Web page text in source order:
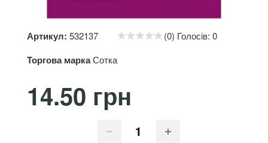
Артикул: 532137 (0) Голосів: 0
Торгова маркаСотка
14.50 грн